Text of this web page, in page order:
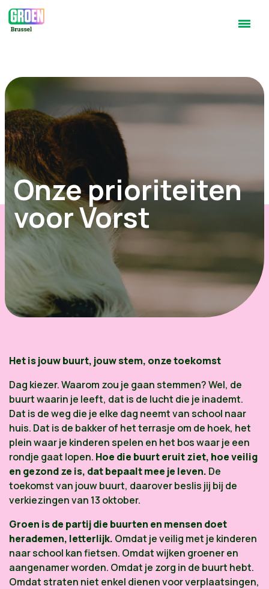
Onze prioriteiten
voor Vorst
Het is jouw buurt, jouw stem, onze toekomst
Dag kiezer. Waarom zou je gaan stemmen? Wel, de
buurt waarin je leeft, dat is de lucht die je inademt.
Dat is de weg die je elke dag neemt van school naar
huis. Dat is de bakker of het terrasje om de hoek, het
plein waar je kinderen spelen en het bos waar je een
rondje gaat lopen. Hoe die buurt eruit ziet, hoe veilig
en gezond ze is, dat bepaalt mee je leven. De
toekomst van jouw buurt, daarover beslis jij bij de
verkiezingen van 13 oktober.
Groen is de partij die buurten en mensen doet
herademen, letterlijk. Omdat je veilig met je kinderen
naar school kan fietsen. Omdat wijken groener en
aangenamer worden. Omdat je zorg in de buurt hebt.
Omdat straten niet enkel dienen voor verplaatsingen,